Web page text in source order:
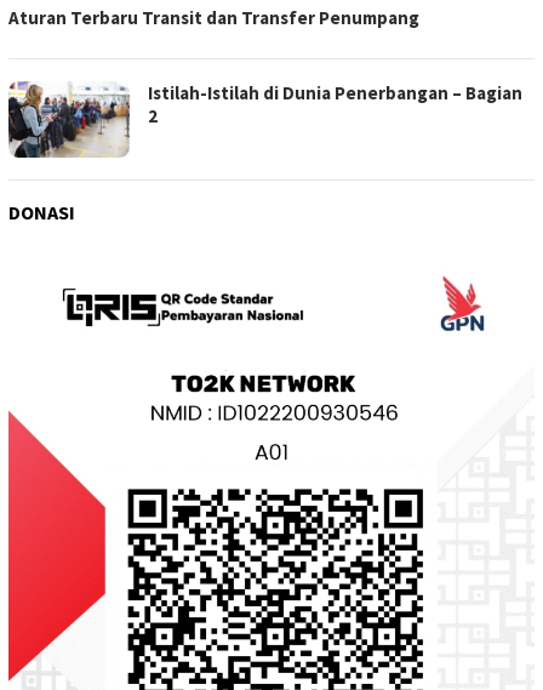
Aturan Terbaru Transit dan Transfer Penumpang
Istilah-Istilah di Dunia Penerbangan – Bagian
2
DONASI